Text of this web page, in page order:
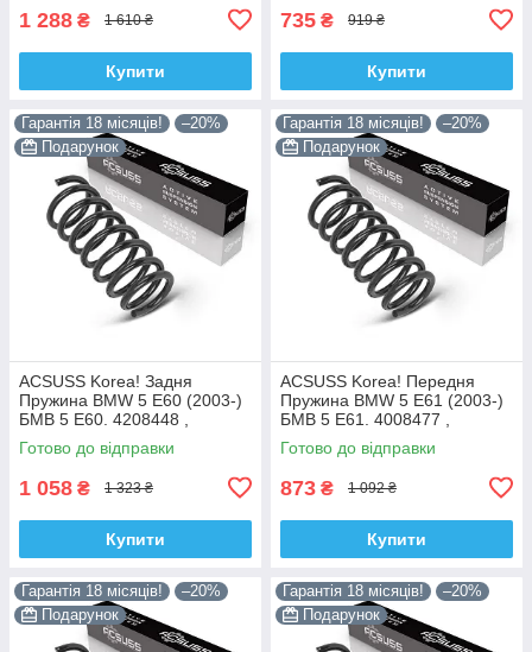
1 288 ₴ 1 610 ₴
Купити
735 ₴ 919 ₴
Купити
Гарантія 18 місяців!
–20%
Подарунок
ACSUSS Korea! Задня
Пружина BMW 5 E60 (2003-)
БМВ 5 Е60. 4208448 ,
RC6693 , 996975. Аксусс
Корея
Готово до відправки
1 058 ₴ 1 323 ₴
Купити
Гарантія 18 місяців!
–20%
Подарунок
ACSUSS Korea! Передня
Пружина BMW 5 E61 (2003-)
БМВ 5 Е61. 4008477 ,
RH3905. Аксусс Корея
Готово до відправки
873 ₴ 1 092 ₴
Купити
Гарантія 18 місяців!
–20%
Подарунок
Гарантія 18 місяців!
–20%
Подарунок